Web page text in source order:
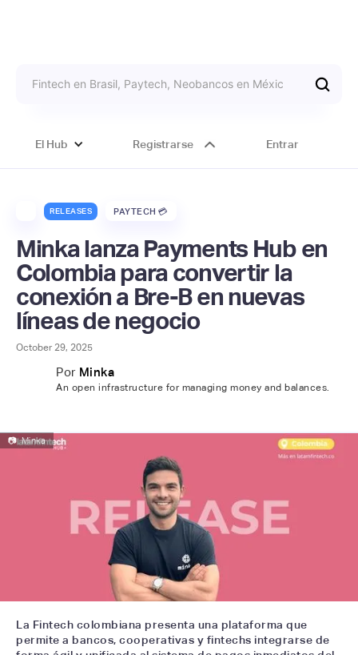
El Hub Registrarse Entrar
RELEASES PAYTECH 💳
Minka lanza Payments Hub en
Colombia para convertir la
conexión a Bre-B en nuevas
líneas de negocio
October 29, 2025
Por Minka
An open infrastructure for managing money and balances.
📷 Minka
La Fintech colombiana presenta una plataforma que
permite a bancos, cooperativas y fintechs integrarse de